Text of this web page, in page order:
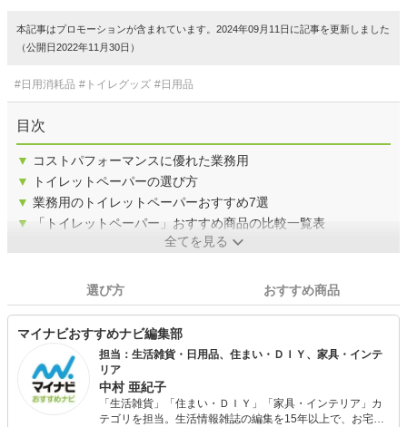
本記事はプロモーションが含まれています。2024年09月11日に記事を更新しました
（公開日2022年11月30日）
#日用消耗品 #トイレグッズ #日用品
目次
▼ コストパフォーマンスに優れた業務用
▼
トイレットペーパーの選び方
▼ 業務用のトイレットペーパーおすすめ7選
▼
「トイレットペーパー」おすすめ商品の比較一覧表
全てを見る
選び方 おすすめ商品
マイナビおすすめナビ編集部
担当：生活雑貨・日用品、住まい・ＤＩＹ、家具・インテ
リア
中村 亜紀子
「生活雑貨」「住まい・ＤＩＹ」「家具・インテリア」カ
テゴリを担当。生活情報雑誌の編集を15年以上で、お宅訪